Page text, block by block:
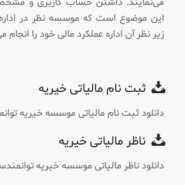
این موضوع است که موسسه نظر در اداره
زیر نظر آن اداره عملکرد مالی خود را انجام
ثبت نام مالیاتی خیریه
دانلود ثبت نام مالیاتی موسسه خیریه
ناظر مالیاتی خیریه
دانلود ناظر مالیاتی موسسه خیریه